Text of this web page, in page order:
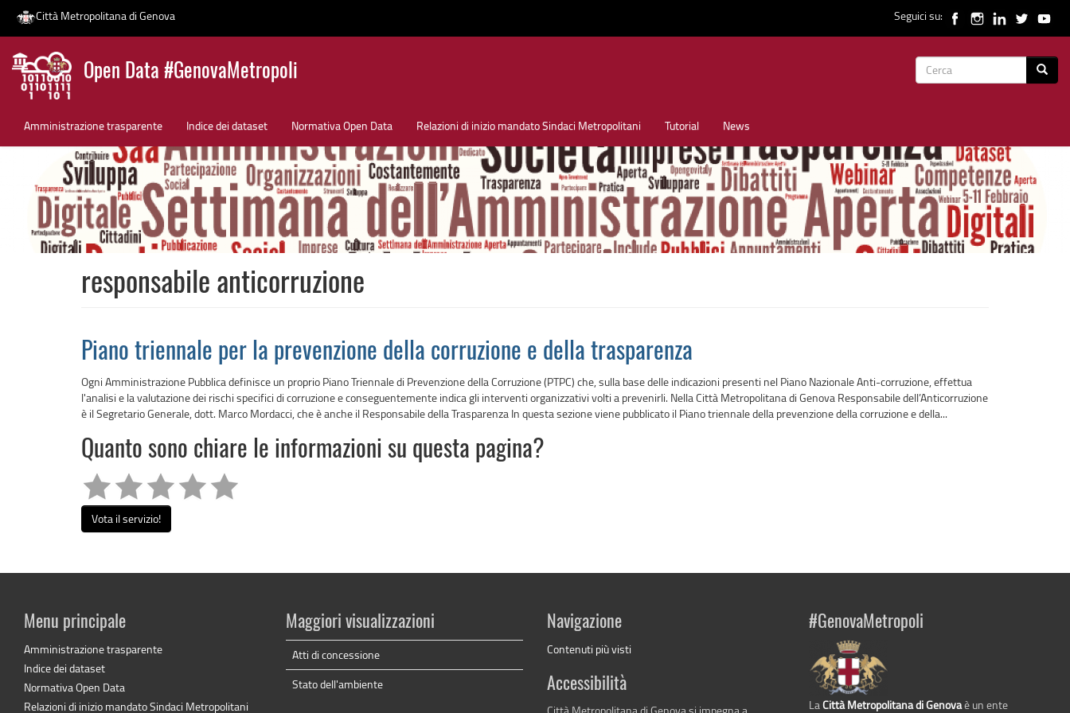
Salta
contenuto
Città Metropolitana di Genova Seguici su:
Open Data #GenovaMetropoli
Form
Amministrazione trasparente Indice dei dataset Normativa Open Data Relazioni di inizio mandato Sindaci Metropolitani Tutorial News
News
responsabile anticorruzione
Piano triennale per la prevenzione della corruzione e della trasparenza
Ogni Amministrazione Pubblica definisce un proprio Piano Triennale di Prevenzione della Corruzione (PTPC) che, sulla base delle indicazioni presenti nel Piano Nazionale Anti-corruzione, effettua
l'analisi e la valutazione dei rischi specifici di corruzione e conseguentemente indica gli interventi organizzativi volti a prevenirli. Nella Città Metropolitana di Genova Responsabile dell’Anticorruzione
è il Segretario Generale, dott. Marco Mordacci, che è anche il Responsabile della Trasparenza In questa sezione viene pubblicato il Piano triennale della prevenzione della corruzione e della...
Quanto sono chiare le informazioni su questa pagina?
Vota il servizio!
Menu principale
Amministrazione trasparente
Indice dei dataset
Normativa Open Data
Relazioni di inizio mandato Sindaci Metropolitani
Maggiori visualizzazioni
Atti di concessione
Stato dell'ambiente
Navigazione
Contenuti più visti
Accessibilità
Città Metropolitana di Genova si impegna a
#GenovaMetropoli
La Città Metropolitana di Genovaè un ente